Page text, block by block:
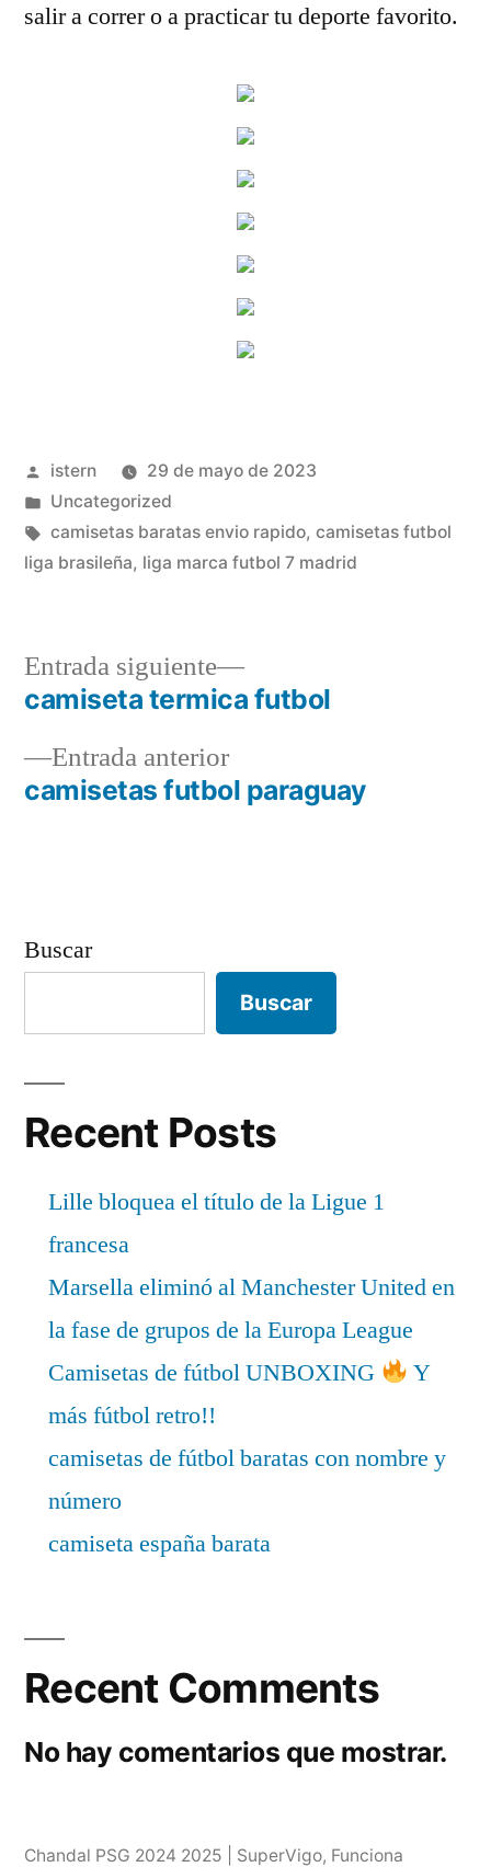
salir a correr o a practicar tu deporte favorito.
Publicado
por
istern
29 de mayo de 2023
Publicado
en
Uncategorized
Etiquetas:
camisetas baratas envio rapido, camisetas futbol
liga brasileña, liga marca futbol 7 madrid
Navegación
deEntrada anteriorEntrada
anterior:
camisetas futbol paraguay
Entrada siguiente
Entrada
siguiente:
camiseta termica futbol
Buscar
Buscar
Recent Posts
Lille bloquea el título de la Ligue 1
francesa
Marsella eliminó al Manchester United en
la fase de grupos de la Europa League
Camisetas de fútbol UNBOXING
Y
más fútbol retro!!
camisetas de fútbol baratas con nombre y
número
camiseta españa barata
Recent Comments
No hay comentarios que mostrar.
Chandal PSG 2024 2025 | SuperVigo, Funciona